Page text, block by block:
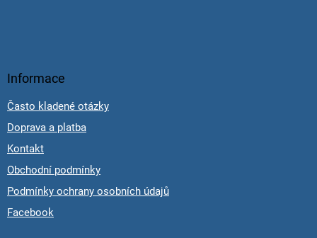
Informace
Často kladené otázky
Doprava a platba
Kontakt
Obchodní podmínky
Podmínky ochrany osobních údajů
Facebook